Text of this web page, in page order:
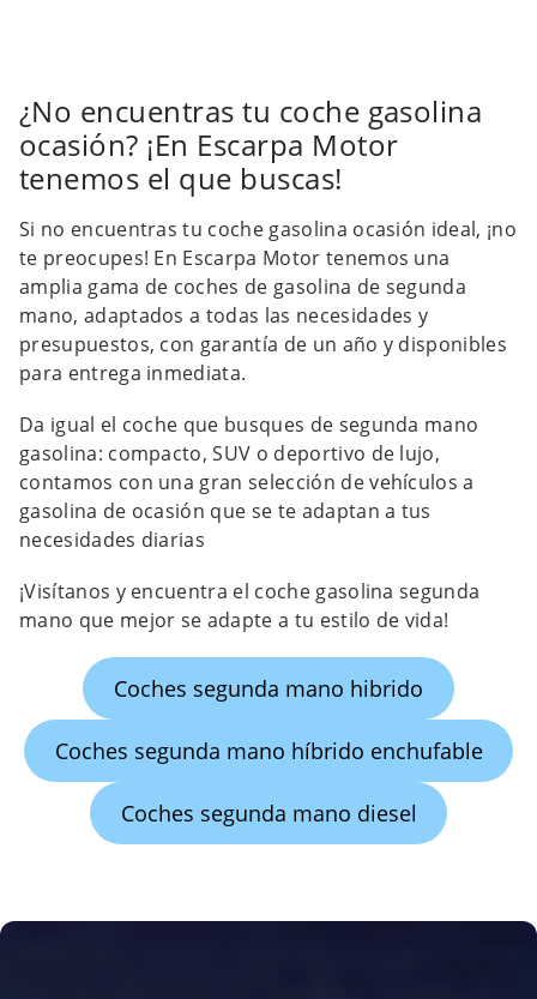
¿No encuentras tu coche gasolina
ocasión? ¡En Escarpa Motor
tenemos el que buscas!
Si no encuentras tu coche gasolina ocasión ideal, ¡no
te preocupes! En Escarpa Motor tenemos una
amplia gama de coches de gasolina de segunda
mano, adaptados a todas las necesidades y
presupuestos, con garantía de un año y disponibles
para entrega inmediata.
Da igual el coche que busques de segunda mano
gasolina: compacto, SUV o deportivo de lujo,
contamos con una gran selección de vehículos a
gasolina de ocasión que se te adaptan a tus
necesidades diarias
¡Visítanos y encuentra el coche gasolina segunda
mano que mejor se adapte a tu estilo de vida!
Coches segunda mano hibrido
Coches segunda mano híbrido enchufable
Coches segunda mano diesel